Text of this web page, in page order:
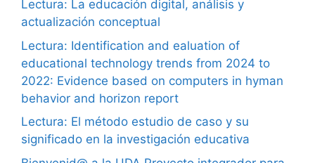
Lectura: La educación digital, análisis y
actualización conceptual
Lectura: Identification and ealuation of
educational technology trends from 2024 to
2022: Evidence based on computers in hyman
behavior and horizon report
Lectura: El método estudio de caso y su
significado en la investigación educativa